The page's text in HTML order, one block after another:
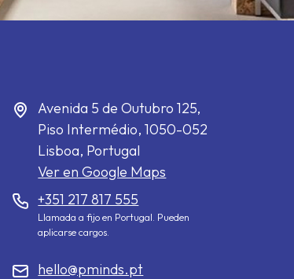
Avenida 5 de Outubro 125,
Piso Intermédio,1050-052
Lisboa, Portugal
Ver en Google Maps
+351 217 817 555
Llamada a fijo en Portugal. Pueden
aplicarse cargos.
hello@pminds.pt